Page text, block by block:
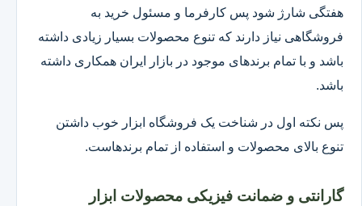
هفتگی شارژ شود پس کارفرما و مسئول خرید به
فروشگاهی نیاز دارند که تنوع محصولات بسیار زیادی داشته
باشد و با تمام برندهای موجود در بازار ایران همکاری داشته
باشد.
پس نکته اول در شناخت یک فروشگاه ابزار خوب داشتن
تنوع بالای محصولات و استفاده از تمام برندهاست.
گارانتی و ضمانت فیزیکی محصولات ابزار